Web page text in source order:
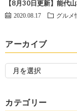
【8月30日更新】能代
2020.08.17 グルメ
アーカイブ
カテゴリー